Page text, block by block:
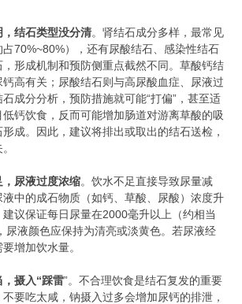
结石类型没分清。肾结石成分多样，最常见
70%~80%），还有尿酸结石、感染性结石
形成机制和预防侧重点截然不同。草酸钙结
高有关；尿酸结石则与高尿酸血症、尿液过
成分分析，预防措施就可能“打偏”，甚至适
钙饮食，反而可能增加肠道对游离草酸的吸
成。因此，建议将排出或取出的结石送检，
尿液过度浓缩。饮水不足直接导致尿量减
中的成石物质（如钙、草酸、尿酸）浓度升
议保证每日尿量在2000毫升以上（约相当
尿液颜色应保持为清亮或淡黄色。若尿液经
增加饮水量。
，摄入“踩雷”。不合理饮食是结石复发的重要
要吃太咸，钠摄入过多会增加尿钙的排泄，